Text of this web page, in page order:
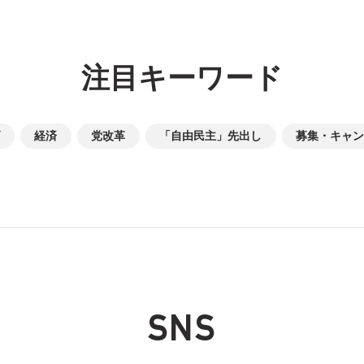
注目キーワード
経済 党改革 「自由民主」先出し 募集・キャ
SNS